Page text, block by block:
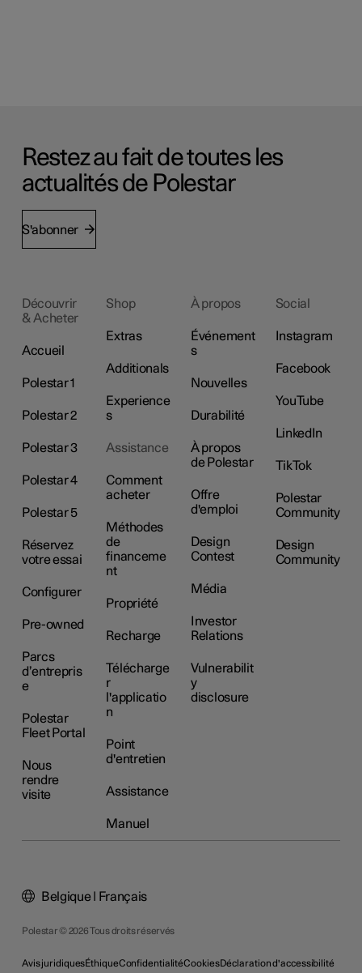
Restez au fait de toutes les
actualités de Polestar
S'abonner
Découvrir
& Acheter
Accueil
Polestar 1
Polestar 2
Polestar 3
Polestar 4
Polestar 5
Réservez
votre essai
Configurer
Pre-owned
Parcs
d’entrepris
e
Polestar
Fleet Portal
Nous
rendre
visite
Shop
Extras
Additionals
Experience
s
Assistance
Comment
acheter
Méthodes
de
financeme
nt
Propriété
Recharge
Télécharge
r
l'applicatio
n
Point
d'entretien
Assistance
Manuel
À propos
Événement
s
Nouvelles
Durabilité
À propos
de Polestar
Offre
d'emploi
Design
Contest
Média
Investor
Relations
Vulnerabilit
y
disclosure
Social
Instagram
Facebook
YouTube
LinkedIn
TikTok
Polestar
Community
Design
Community
Polestar © 2026 Tous droits réservés
Avis juridiquesÉthiqueConfidentialitéCookiesDéclaration d'accessibilité
Belgique | Français